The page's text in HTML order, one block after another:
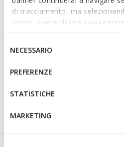
di tracciamento, ma
godrai invece di una
base dei tuoi gusti ed interessi.
IMPOSTAZIONI potrai anche
altri strumenti di tracciamento
informazioni o per modificare
tue impostazioni, visita la nostra
del
consenso
NECESSARIO
PREFERENZE
STATISTICHE
MARKETING
Thickness of sole: 1,5 cm /
Materials
Technologies